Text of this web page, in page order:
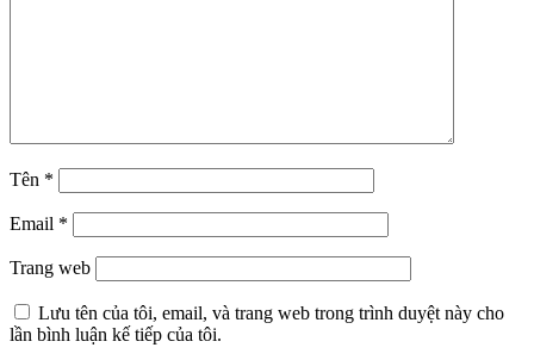
Tên *
Email *
Trang web
Lưu tên của tôi, email, và trang web trong trình duyệt này cho
lần bình luận kế tiếp của tôi.